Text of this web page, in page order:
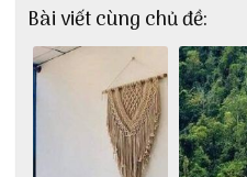
Bài viết cùng chủ đề: